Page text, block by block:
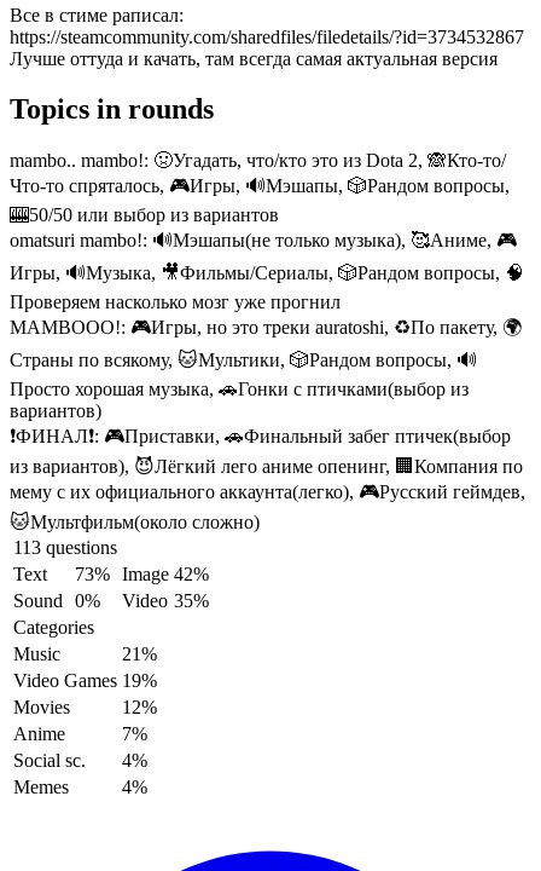
Все в стиме раписал:
https://steamcommunity.com/sharedfiles/filedetails/?id=3734532867
Лучше оттуда и качать, там всегда самая актуальная версия
Topics in rounds
mambo.. mambo!: 🤢Угадать, что/кто это из Dota 2, 🙈Кто-то/
Что-то спряталось, 🎮Игры, 🔊Мэшапы, 🎲Рандом вопросы,
🎰50/50 или выбор из вариантов
omatsuri mambo!: 🔊Мэшапы(не только музыка), 🥰Аниме, 🎮
Игры, 🔊Музыка, 🎥Фильмы/Сериалы, 🎲Рандом вопросы, 🧠
Проверяем насколько мозг уже прогнил
MAMBOOO!: 🎮Игры, но это треки auratoshi, ♻По пакету, 🌍
Страны по всякому, 🐱Мультики, 🎲Рандом вопросы, 🔊
Просто хорошая музыка, 🚗Гонки с птичками(выбор из
вариантов)
❗ФИНАЛ❗: 🎮Приставки, 🚗Финальный забег птичек(выбор
из вариантов), 😈Лёгкий лего аниме опенинг, 🏢Компания по
мему с их официального аккаунта(легко), 🎮Русский геймдев,
🐱Мультфильм(около сложно)
113 questions
Text
73% Image 42%
Sound
0% Video 35%
Categories
Music
21%
Video Games 19%
Movies
12%
Anime
7%
Social sc.
4%
Memes
4%